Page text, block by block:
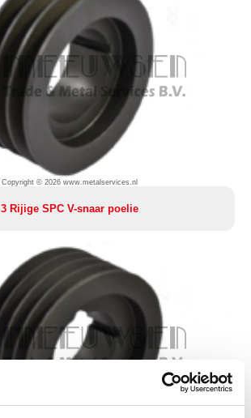
Copyright © 2026 www.metalservices.nl
3 Rijige SPC V-snaar poelie